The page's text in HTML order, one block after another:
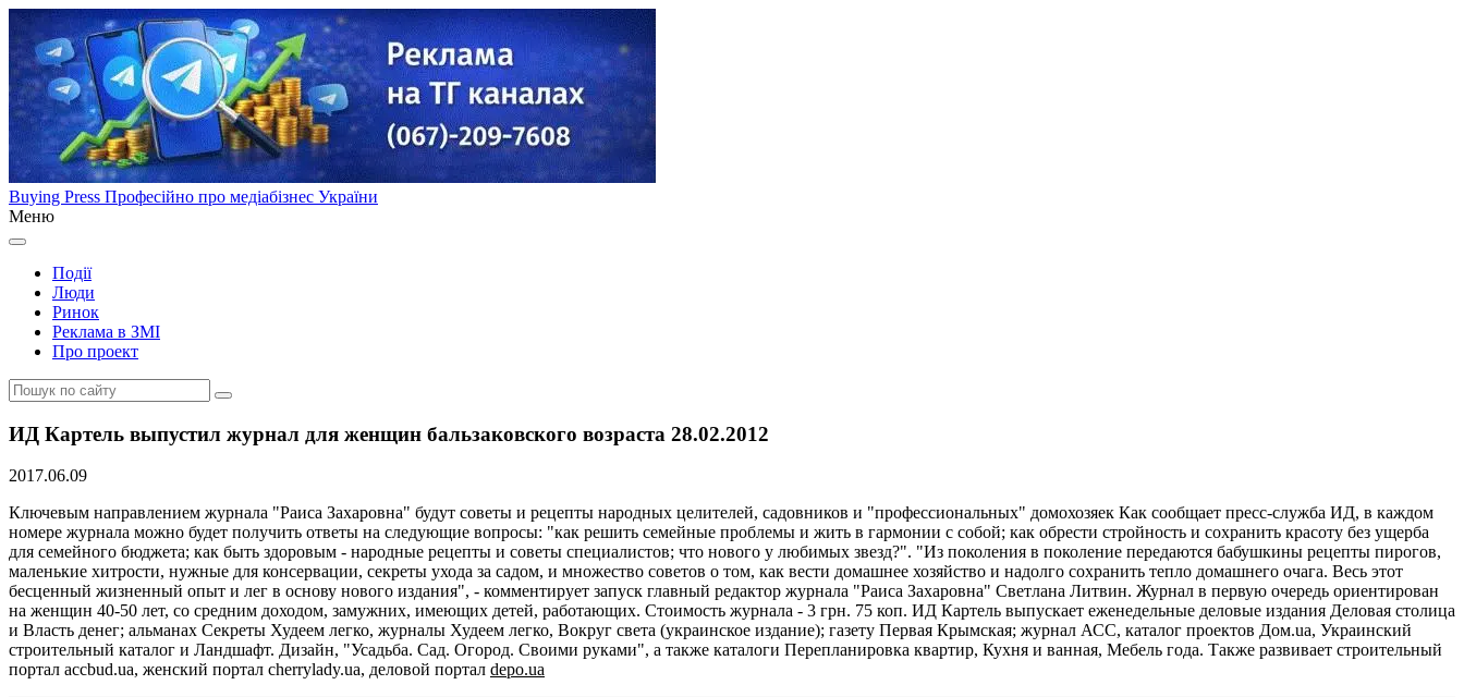
Buying Press Професійно про медіабізнес України
Меню
Події
Люди
Ринок
Реклама в ЗМІ
Про проект
ИД Картель выпустил журнал для женщин бальзаковского возраста 28.02.2012
2017.06.09
Ключевым направлением журнала "Раиса Захаровна" будут советы и рецепты народных целителей, садовников и "профессиональных" домохозяек Как сообщает пресс-служба ИД, в каждом
номере журнала можно будет получить ответы на следующие вопросы: "как решить семейные проблемы и жить в гармонии с собой; как обрести стройность и сохранить красоту без ущерба
для семейного бюджета; как быть здоровым - народные рецепты и советы специалистов; что нового у любимых звезд?". "Из поколения в поколение передаются бабушкины рецепты пирогов,
маленькие хитрости, нужные для консервации, секреты ухода за садом, и множество советов о том, как вести домашнее хозяйство и надолго сохранить тепло домашнего очага. Весь этот
бесценный жизненный опыт и лег в основу нового издания", - комментирует запуск главный редактор журнала "Раиса Захаровна" Светлана Литвин. Журнал в первую очередь ориентирован
на женщин 40-50 лет, со средним доходом, замужних, имеющих детей, работающих. Стоимость журнала - 3 грн. 75 коп. ИД Картель выпускает еженедельные деловые издания Деловая столица
и Власть денег; альманах Секреты Худеем легко, журналы Худеем легко, Вокруг света (украинское издание); газету Первая Крымская; журнал АСС, каталог проектов Дом.ua, Украинский
строительный каталог и Ландшафт. Дизайн, "Усадьба. Сад. Огород. Своими руками", а также каталоги Перепланировка квартир, Кухня и ванная, Мебель года. Также развивает строительный
портал accbud.ua, женский портал cherrylady.ua, деловой портал depo.ua